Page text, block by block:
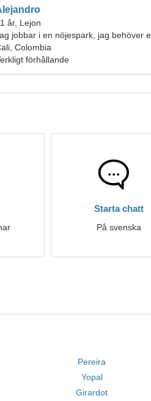
år, Lejon
jobbar i en nöjespark, jag behöver
kvinna
Colombia
förhållande
Starta chatt
På svenska
Pereira
Yopal
Girardot